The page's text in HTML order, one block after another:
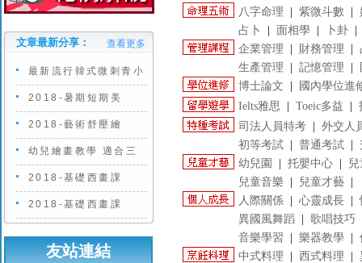
文章最新分享： 查看更多
最新流行韓式微刺青小
2018-暑期短期美
2018-藝術舒壓繪
幼兒繪畫教學 適合三
2018-基礎西畫課
2018-基礎西畫課
友站連結
八字命理
紫微斗數
占卜
面相學 卜卦
企業管理
財務管理
生產管理
記憶管理
博士論文
國內學位進
Ielts雅思
Toeic多益
司法人員特考
外交人
初等考試
普通考試
幼兒園
托嬰中心
兒童音樂
兒童才藝
人際關係
心靈成長 |
異國風舞蹈
歌唱技巧
音樂學習
樂器教學
中式料理
西式料理